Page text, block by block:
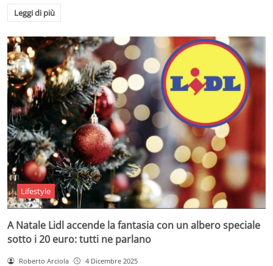
Leggi di più
Lifestyle
A Natale Lidl accende la fantasia con un albero speciale
sotto i 20 euro: tutti ne parlano
Roberto Arciola 4 Dicembre 2025